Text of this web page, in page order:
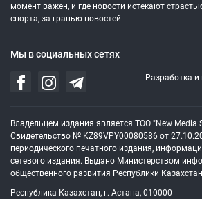
момент важен, и где новости истекают
спорта, за гранью новостей.
Мы в социальных сетях
Разработка
Владельцем издания является ТОО "New Media
Свидетельство № KZ89VPY00080586 от
периодического печатного издания,
сетевого издания. Выдано Министерством
общественного развития Республики Казахстан
Республика Казахстан, г. Астана, 010000